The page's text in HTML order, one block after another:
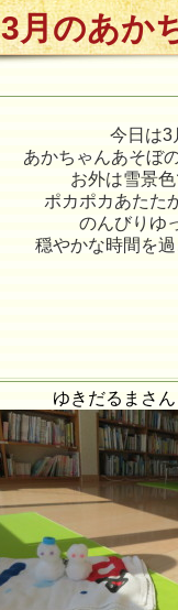
3月のあか
今日は3
あかちゃんあそぼ
お外は雪景
ポカポカあたた
のんびりゆ
穏やかな時間を
ゆきだるまさ